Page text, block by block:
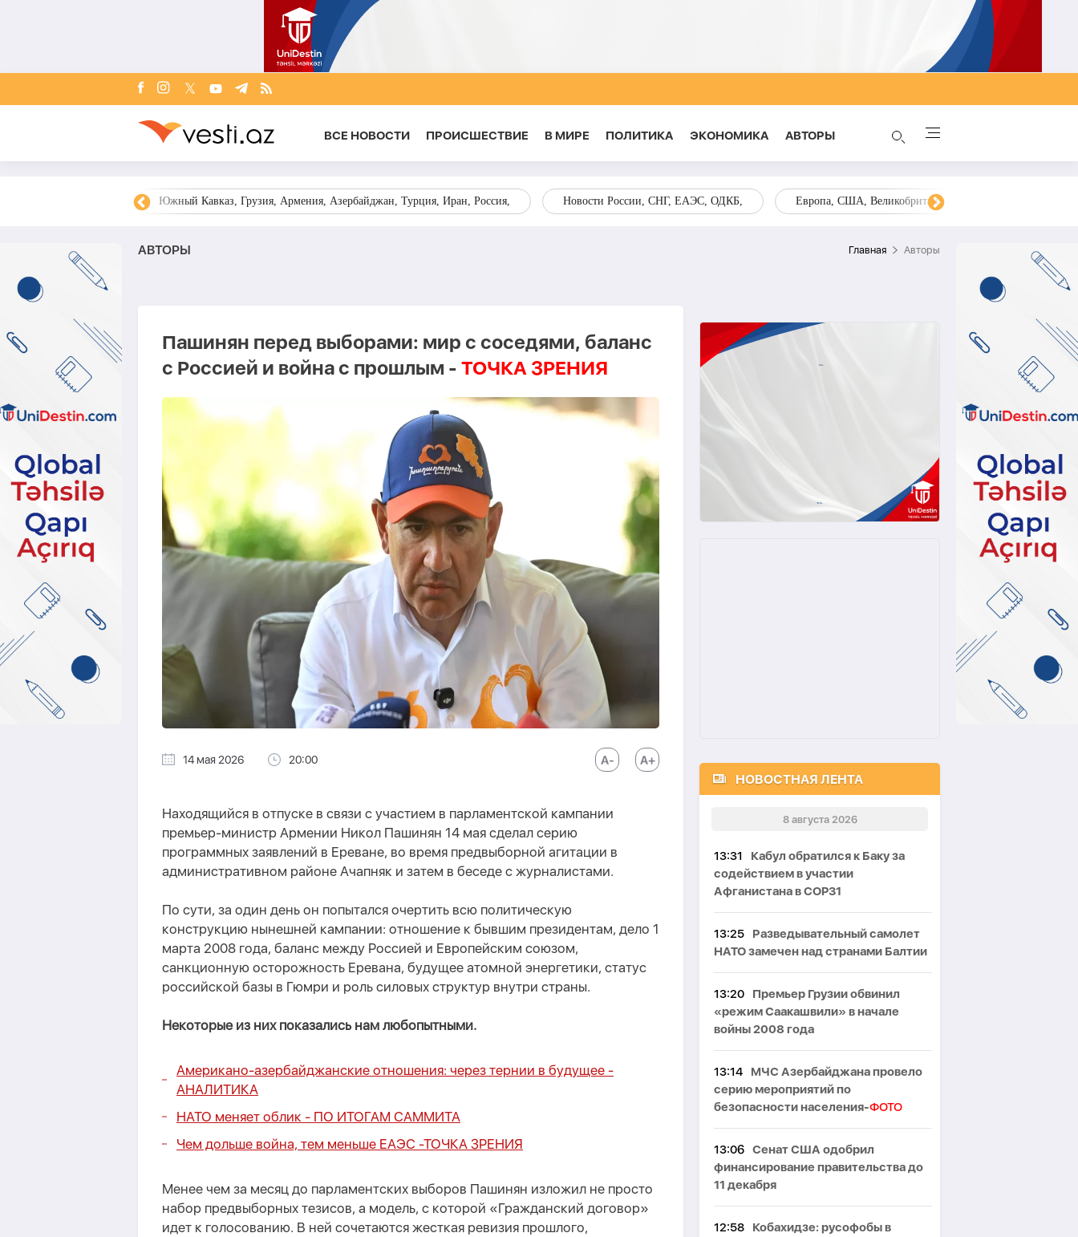
ВСЕ НОВОСТИ ПРОИСШЕСТВИЕ В МИРЕ ПОЛИТИКА ЭКОНОМИКА AВТОРЫ
Южный Кавказ, Грузия, Армения, Азербайджан, Турция, Иран, Россия, Новости России, СНГ, ЕАЭС, ОДКБ, Европа, США, Великобритания, Украина, Запад,
AВТОРЫ Главная Aвторы
Пашинян перед выборами: мир с соседями, баланс
с Россией и война с прошлым - ТОЧКА ЗРЕНИЯ
14 мая 2026 20:00
Находящийся в отпуске в связи с участием в парламентской кампании
премьер-министр Армении Никол Пашинян 14 мая сделал серию
программных заявлений в Ереване, во время предвыборной агитации в
административном районе Ачапняк и затем в беседе с журналистами.
По сути, за один день он попытался очертить всю политическую
конструкцию нынешней кампании: отношение к бывшим президентам, дело 1
марта 2008 года, баланс между Россией и Европейским союзом,
санкционную осторожность Еревана, будущее атомной энергетики, статус
российской базы в Гюмри и роль силовых структур внутри страны.
Некоторые из них показались нам любопытными.
Американо-азербайджанские отношения: через тернии в будущее -
АНАЛИТИКА
НАТО меняет облик - ПО ИТОГАМ САММИТА
Чем дольше война, тем меньше ЕАЭС -ТОЧКА ЗРЕНИЯ
Менее чем за месяц до парламентских выборов Пашинян изложил не просто
набор предвыборных тезисов, а модель, с которой «Гражданский договор»
идет к голосованию. В ней сочетаются жесткая ревизия прошлого,
НОВОСТНАЯ ЛЕНТА
8 августа 2026
13:31
Кабул обратился к Баку за
содействием в участии
Афганистана в COP31
13:25
Разведывательный самолет
НАТО замечен над странами Балтии
13:20
Премьер Грузии обвинил
«режим Саакашвили» в начале
войны 2008 года
13:14
МЧС Азербайджана провело
серию мероприятий по
безопасности населения-ФОТО
13:06 Сенат США одобрил
финансирование правительства до
11 декабря
12:58
Кобахидзе: русофобы в